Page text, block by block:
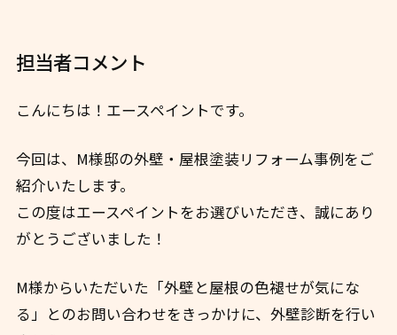
担当者コメント
こんにちは！エースペイントです。
今回は、M様邸の外壁・屋根塗装リフォーム事例をご
紹介いたします。
この度はエースペイントをお選びいただき、誠にあり
がとうございました！
M様からいただいた「外壁と屋根の色褪せが気にな
る」とのお問い合わせをきっかけに、外壁診断を行い